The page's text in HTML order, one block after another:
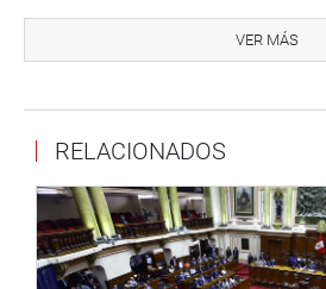
VER MÁS
RELACIONADOS